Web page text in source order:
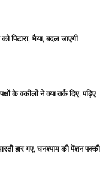
पिटारा, भैया, बदल जाएगी
के वकीलों ने क्या तर्क दिए, पढ़िए
हार गए, घनश्याम की पेंशन पक्की